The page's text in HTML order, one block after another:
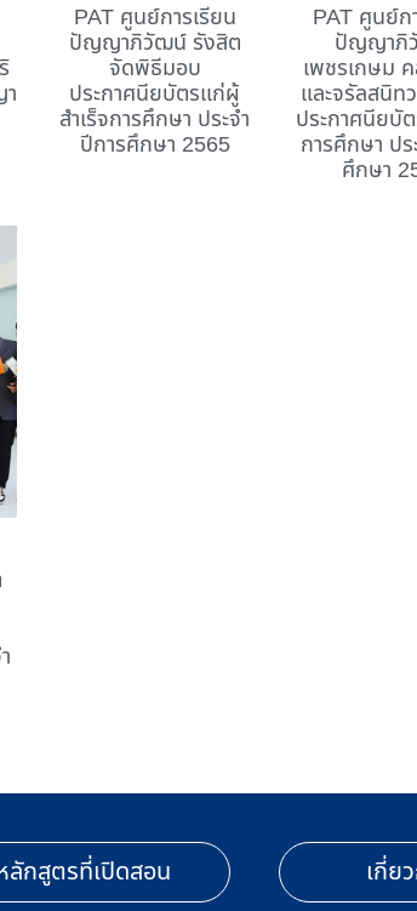
PAT ศูนย์การเรียน
ปัญญาภิวัฒน์ รังสิต
จัดพิธีมอบ
ประกาศนียบัตรแก่ผู้
สำเร็จการศึกษา ประจำ
ปีการศึกษา 2565
PAT ศูนย์ก
ปัญญาภิ
เพชรเกษม
และจรัลสนิท
ประกาศนียบั
การศึกษา ปร
ศึกษา
ลักสูตรที่เปิดสอน เกี่ย